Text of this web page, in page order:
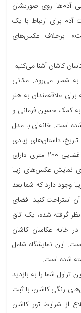
آدم‌ها روی صورتشان
برای ارتباط با یک
برخلاف عکس‌های
کاشان آشنا می‌کنیم.
شمار می‌رود. مکانی
علاقه‌مندان به هنر
به کمک حسین فرمانی و
در مدت ۹ ماه، انجام شده است. خانه‌ای با مدل
داستان‌های زیادی
در دل خود دارد. خانه استیو با قرار گرفتن در فضایی 200 متری دارای
نمایش عکس‌های زیبا
وجود دارد که شما بعد
آن استراحت کنید. فضای
گرفته شده، یک اتاق
خانه عکاسان کاشان
این نمایشگاه شامل
تراول شما را به بازدید
رنگی کاشان، با ثبت
از شرایط تور کاشان